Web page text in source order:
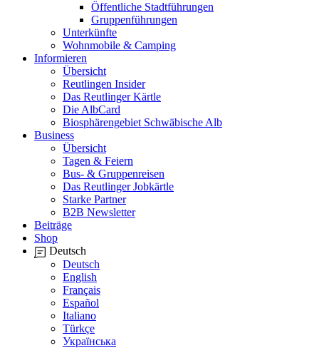
Öffentliche Stadtführungen
Gruppenführungen
Unterkünfte
Wohnmobile & Camping
Informieren
Übersicht
Reutlingen Insider
Das Reutlinger Kärtle
Die AlbCard
Biosphärengebiet Schwäbische Alb
Business
Übersicht
Tagen & Feiern
Bus- & Gruppenreisen
Das Reutlinger Jobkärtle
Starke Partner
B2B Newsletter
Beiträge
Shop
Deutsch
Deutsch
English
Français
Español
Italiano
Türkçe
Українська